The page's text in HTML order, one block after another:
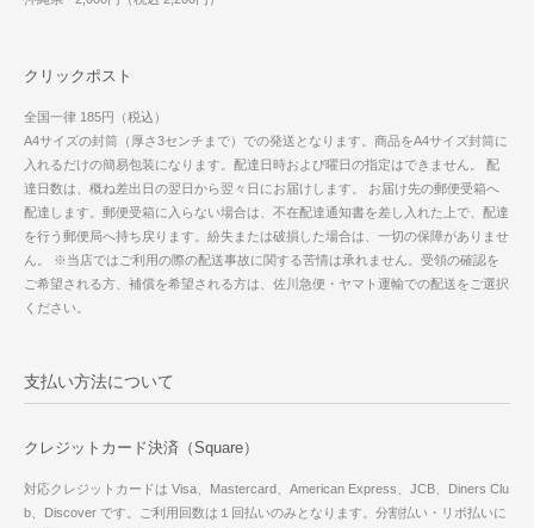
クリックポスト
全国一律 185円（税込）
A4サイズの封筒（厚さ3センチまで）での発送となります。商品をA4サイズ封筒に
入れるだけの簡易包装になります。配達日時および曜日の指定はできません。 配
達日数は、概ね差出日の翌日から翌々日にお届けします。 お届け先の郵便受箱へ
配達します。郵便受箱に入らない場合は、不在配達通知書を差し入れた上で、配達
を行う郵便局へ持ち戻ります。紛失または破損した場合は、一切の保障がありませ
ん。 ※当店ではご利用の際の配送事故に関する苦情は承れません。受領の確認を
ご希望される方、補償を希望される方は、佐川急便・ヤマト運輸での配送をご選択
ください。
支払い方法について
クレジットカード決済（Square）
対応クレジットカードは Visa、Mastercard、American Express、JCB、Diners Clu
b、Discover です。ご利用回数は１回払いのみとなります。分割払い・リボ払いに